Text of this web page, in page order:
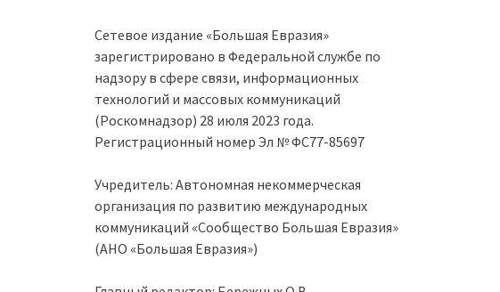
Сетевое издание «Большая Евразия»
зарегистрировано в Федеральной службе по
надзору в сфере связи, информационных
технологий и массовых коммуникаций
(Роскомнадзор) 28 июля 2023 года.
Регистрационный номер Эл № ФС77-85697
Учредитель: Автономная некоммерческая
организация по развитию международных
коммуникаций «Сообщество Большая Евразия»
(АНО «Большая Евразия»)